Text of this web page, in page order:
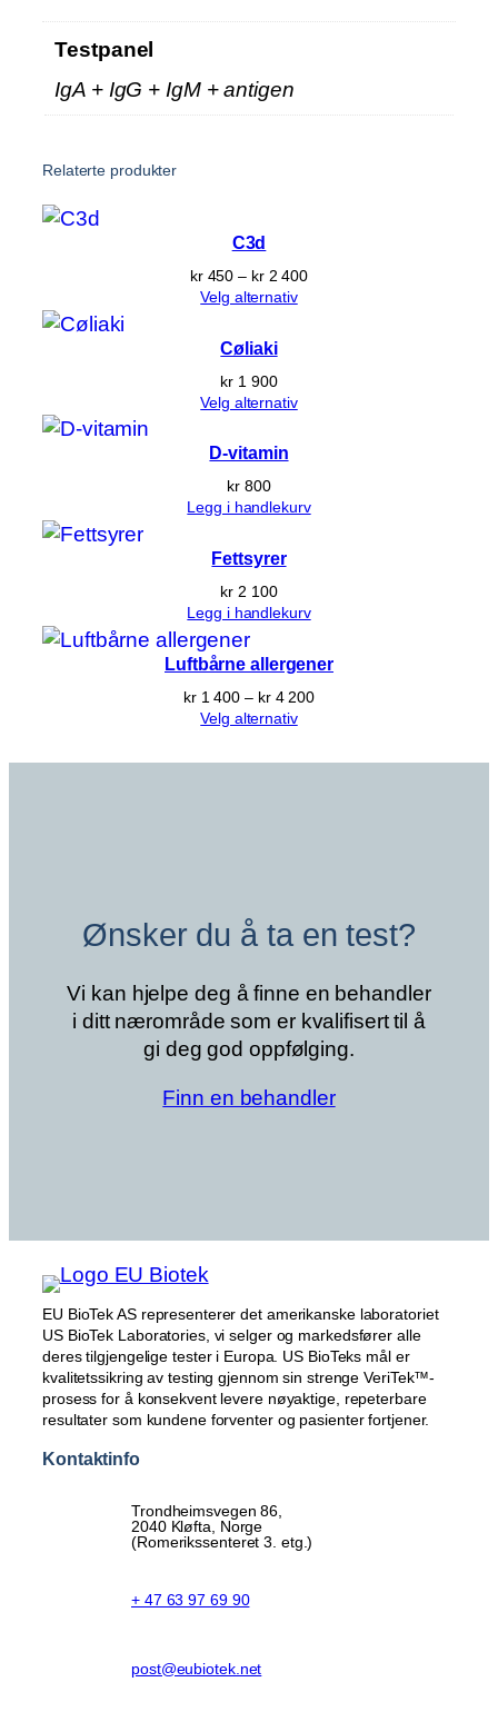
Testpanel
IgA + IgG + IgM + antigen
Relaterte produkter
C3d
kr450 – kr2 400Prisområde:
Velg alternativ
Cøliaki
kr 1 900
Velg alternativ
D-vitamin
kr 800
Legg i handlekurv
Fettsyrer
kr 2 100
Legg i handlekurv
Luftbårne allergener
kr1 400 – kr4 200Prisområde:
kr 4 200
Velg alternativ
Ønsker du å ta en test?
Vi kan hjelpe deg å finne en behandler
i ditt nærområde som er kvalifisert til å
gi deg god oppfølging.
Finn en behandler
EU BioTek AS representerer det amerikanske laboratoriet
US BioTek Laboratories, vi selger og markedsfører alle
deres tilgjengelige tester i Europa. US BioTeks mål er
kvalitetssikring av testing gjennom sin strenge VeriTek™-
prosess for å konsekvent levere nøyaktige, repeterbare
resultater som kundene forventer og pasienter fortjener.
Kontaktinfo
Trondheimsvegen 86,
2040 Kløfta, Norge
(Romerikssenteret 3. etg.)
+ 47 63 97 69 90
post@eubiotek.net